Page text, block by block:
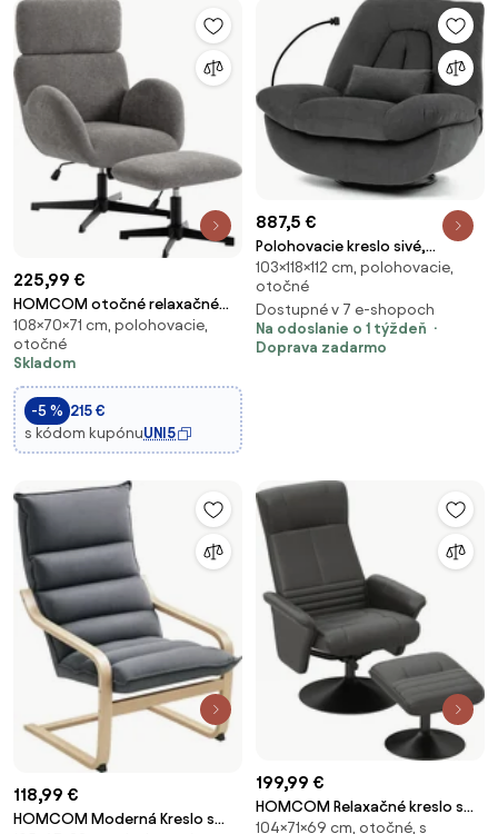
225,99 €
HOMCOM otočné relaxačné
kreslo s podnožkou, zamatový
vzhľad, nastaviteľná opierka
hlavy a výška sedadla,
naklápacia funkcia, sivé | Aosom
108×70×71 cm, polohovacie,
otočné
Skladom
-5 % 215 €
s kódom kupónuUNI5
887,5 €
Polohovacie kreslo sivé,
elektrické TV-7089 GREY2
103×118×112 cm, polohovacie,
otočné
Dostupné v 7 e-shopoch
Na odoslanie o 1 týždeň
Doprava zadarmo
118,99 €
HOMCOM Moderná Kreslo s
199,99 €
HOMCOM Relaxačné kreslo s
podnožkou, 360° otáčacie TV
104×71×69 cm, otočné, s